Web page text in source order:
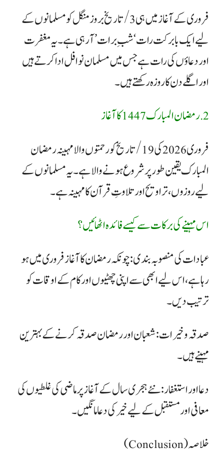
​فروری کے آغاز میں ہی 3/ تاریخ بروز منگل کو مسلمانوں کے
لیے ایک بابرکت رات ‘شبِ برات’ آ رہی ہے۔ یہ مغفرت
اور دعاؤں کی رات ہے جس میں مسلمان نوافل ادا کرتے ہیں
اور اگلے دن کا روزہ رکھتے ہیں۔
2. رمضان المبارک 1447 کا آغاز
​فروری 2026 کی 19/ تاریخ کو رحمتوں والا مہینہ رمضان
المبارک یقین طور پر شروع ہونے والا ہے۔ یہ مسلمانوں کے
لیے روزوں، تراویح اور تلاوتِ قرآن کا مہینہ ہے۔
اس مہینے کی برکات سے کیسے فائدہ اٹھائیں؟
​عبادات کی منصوبہ بندی: چونکہ رمضان کا آغاز فروری میں ہو
رہا ہے، اس لیے ابھی سے اپنی چھٹیوں اور کام کے اوقات کو
ترتیب دیں۔
​صدقہ و خیرات: شعبان اور رمضان صدقہ کرنے کے بہترین
مہینے ہیں۔
​دعا اور استغفار: نئے ہجری سال کے آغاز پر ماضی کی غلطیوں کی
معافی اور مستقبل کے لیے خیر کی دعا مانگیں۔
​خلاصہ (Conclusion)